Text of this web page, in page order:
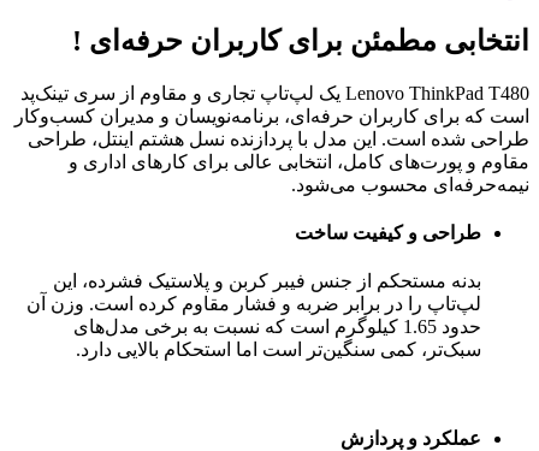
انتخابی مطمئن برای کاربران حرفه‌ای !
Lenovo ThinkPad T480 یک لپ‌تاپ تجاری و مقاوم از سری تینک‌پد
است که برای کاربران حرفه‌ای، برنامه‌نویسان و مدیران کسب‌وکار
طراحی شده است. این مدل با پردازنده نسل هشتم اینتل، طراحی
مقاوم و پورت‌های کامل، انتخابی عالی برای کارهای اداری و
نیمه‌حرفه‌ای محسوب می‌شود.
طراحی و کیفیت ساخت
بدنه مستحکم از جنس فیبر کربن و پلاستیک فشرده، این
لپ‌تاپ را در برابر ضربه و فشار مقاوم کرده است. وزن آن
حدود 1.65 کیلوگرم است که نسبت به برخی مدل‌های
سبک‌تر، کمی سنگین‌تر است اما استحکام بالایی دارد.
عملکرد و پردازش